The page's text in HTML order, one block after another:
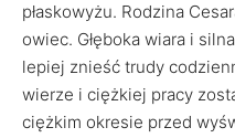
płaskowyżu. Rodzina
owiec. Głęboka wiara i
lepiej znieść trudy
wierze i ciężkiej pracy
ciężkim okresie przed